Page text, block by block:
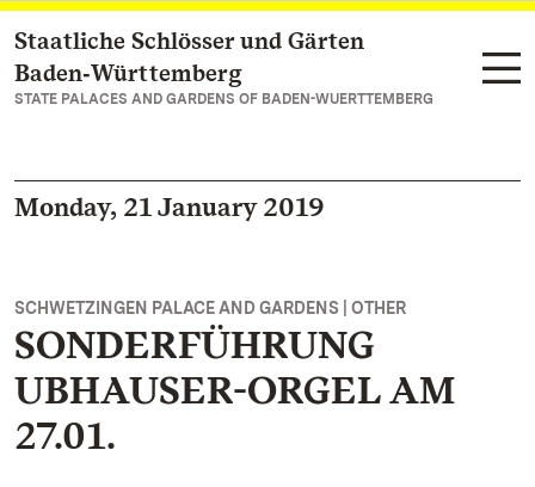
Navigate to main page
Staatliche Schlösser und Gärten
Baden‑Württemberg
STATE PALACES AND GARDENS OF BADEN-WUERTTEMBERG
Monday, 21 January 2019
SCHWETZINGEN PALACE AND GARDENS | OTHER
SONDERFÜHRUNG
UBHAUSER-ORGEL AM
27.01.